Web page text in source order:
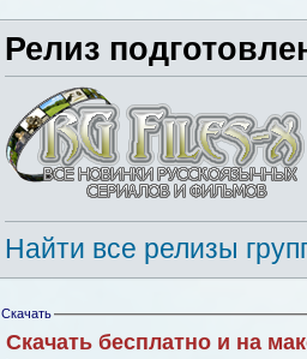
Релиз
Найти все релизы
Скачать
Скачать бесплатно и на